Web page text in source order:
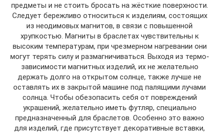
предметы и не стоить бросать на жёсткие поверхности.
Следует бережливо относиться к изделиям, состоящих
из неодимовых магнитов, в связи с повышенной
хрупкостью. Магниты в браслетах чувствительны к
высоким температурам, при чрезмерном нагревании они
могут терять силу и размагничиваться. Выходя из термо-
зависимости магнитных изделий, их не желательно
держать долго на открытом солнце, также лучше не
оставлять их в закрытой машине под палящими лучами
солнца. Чтобы обезопасить себя от повреждений
украшений, желательно иметь футляр, специально
предназначенный для браслетов. Особенно это важно
для изделий, где присутствует декоративные вставки,